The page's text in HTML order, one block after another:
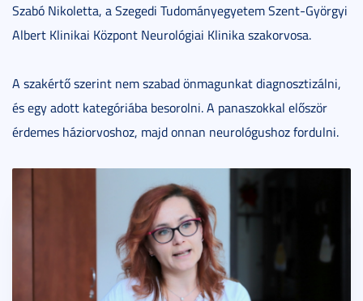
Szabó Nikoletta, a Szegedi Tudományegyetem Szent-Györgyi
Albert Klinikai Központ Neurológiai Klinika szakorvosa.
A szakértő szerint nem szabad önmagunkat diagnosztizálni,
és egy adott kategóriába besorolni. A panaszokkal először
érdemes háziorvoshoz, majd onnan neurológushoz fordulni.